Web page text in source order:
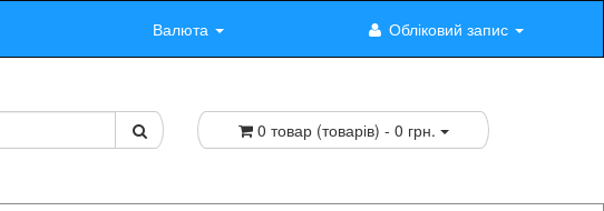
Валюта Обліковий запис
0 товар (товарів) - 0 грн.